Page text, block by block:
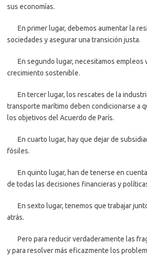
sus economías.
En primer lugar, debemos aumentar la
sociedades y asegurar una transición justa.
En segundo lugar, necesitamos empleos
crecimiento sostenible.
En tercer lugar, los rescates de la
transporte marítimo deben condicionarse a
los objetivos del Acuerdo de París.
En cuarto lugar, hay que dejar de
fósiles.
En quinto lugar, han de tenerse en
de todas las decisiones financieras y
En sexto lugar, tenemos que trabajar
atrás.
Pero para reducir verdaderamente las
y para resolver más eficazmente los